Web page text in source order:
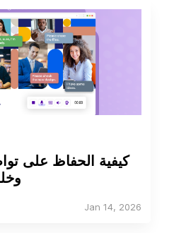
كيفية الحفاظ على
Jan 14, 2026